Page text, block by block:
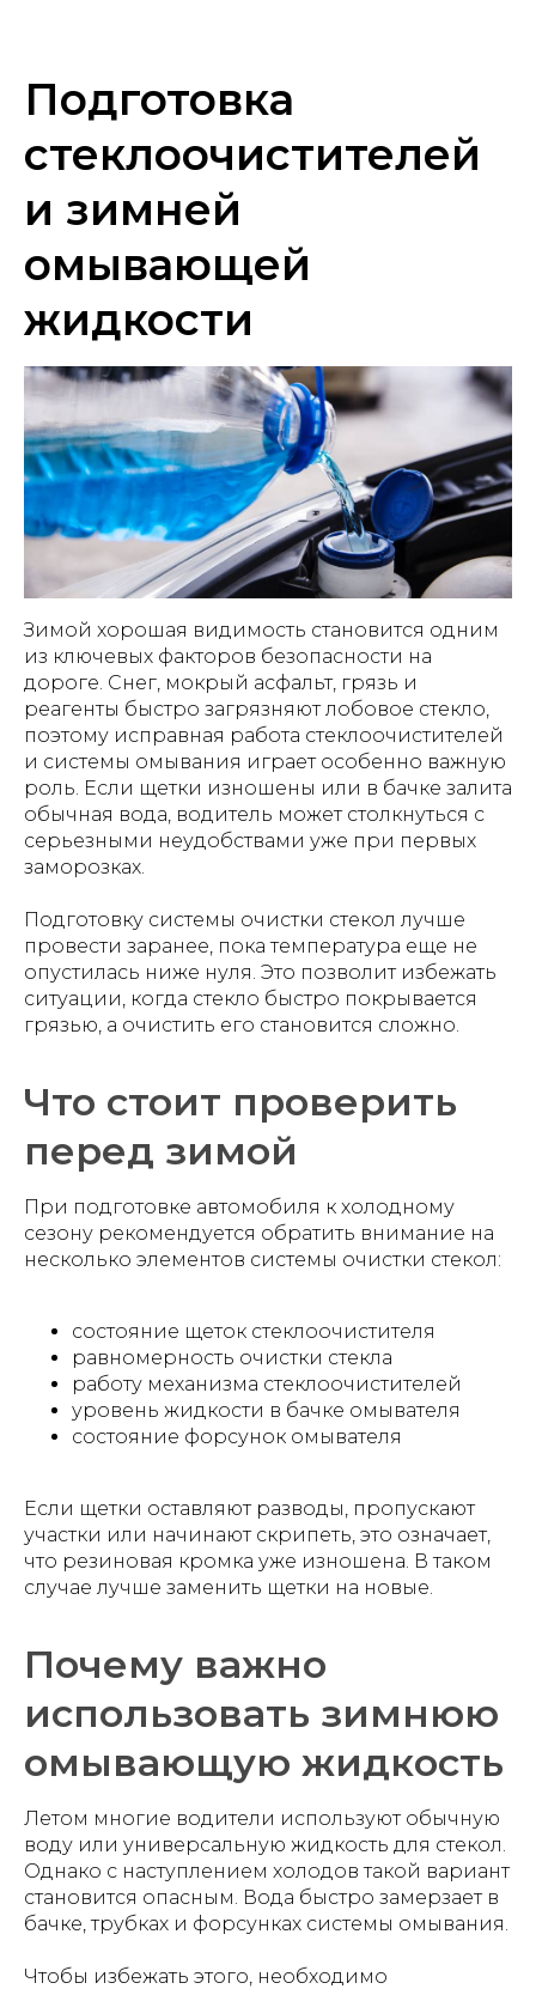
Подготовка
стеклоочистителей
и зимней
омывающей
жидкости
Зимой хорошая видимость становится одним
из ключевых факторов безопасности на
дороге. Снег, мокрый асфальт, грязь и
реагенты быстро загрязняют лобовое стекло,
поэтому исправная работа стеклоочистителей
и системы омывания играет особенно важную
роль. Если щетки изношены или в бачке залита
обычная вода, водитель может столкнуться с
серьезными неудобствами уже при первых
заморозках.
Подготовку системы очистки стекол лучше
провести заранее, пока температура еще не
опустилась ниже нуля. Это позволит избежать
ситуации, когда стекло быстро покрывается
грязью, а очистить его становится сложно.
Что стоит проверить
перед зимой
При подготовке автомобиля к холодному
сезону рекомендуется обратить внимание на
несколько элементов системы очистки стекол:
состояние щеток стеклоочистителя
равномерность очистки стекла
работу механизма стеклоочистителей
уровень жидкости в бачке омывателя
состояние форсунок омывателя
Если щетки оставляют разводы, пропускают
участки или начинают скрипеть, это означает,
что резиновая кромка уже изношена. В таком
случае лучше заменить щетки на новые.
Почему важно
использовать зимнюю
омывающую жидкость
Летом многие водители используют обычную
воду или универсальную жидкость для стекол.
Однако с наступлением холодов такой вариант
становится опасным. Вода быстро замерзает в
бачке, трубках и форсунках системы омывания.
Чтобы избежать этого, необходимо